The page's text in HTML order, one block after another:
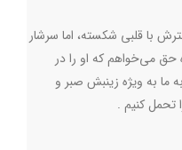
با قلبی شکسته، اما سرشار
حق می‌خواهم که او را در
به ویژه زینبش صبر و
تحمل کنیم .